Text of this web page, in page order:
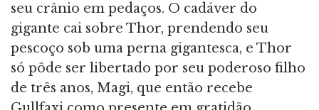
seu crânio em pedaços. O cadáver do
gigante cai sobre Thor, prendendo seu
pescoço sob uma perna gigantesca, e Thor
só pôde ser libertado por seu poderoso filho
de três anos, Magi, que então recebe